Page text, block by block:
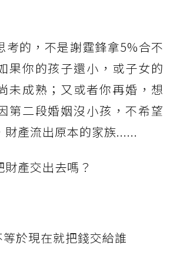
考的，不是謝霆鋒拿5%合不
果你的孩子還小，或子女的
未成熟；又或者你再婚，想
第二段婚姻沒小孩，不希望
財產流出原本的家族......
產交出去嗎？
於現在就把錢交給誰